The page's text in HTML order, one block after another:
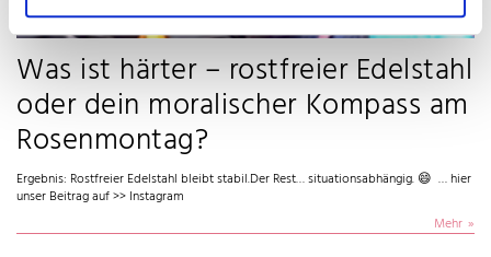
Was ist härter – rostfreier Edelstahl
oder dein moralischer Kompass am
Rosenmontag?
Ergebnis: Rostfreier Edelstahl bleibt stabil.Der Rest… situationsabhängig. 😄 … hier
unser Beitrag auf >> Instagram
Mehr